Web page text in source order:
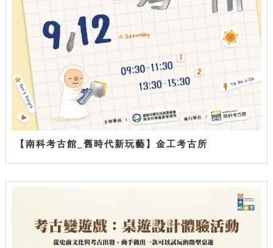
【南科考古館_舊時代新玩藝】金工考古所